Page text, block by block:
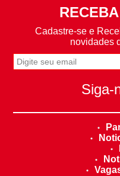
Cadastre-se e
novidades
Siga-